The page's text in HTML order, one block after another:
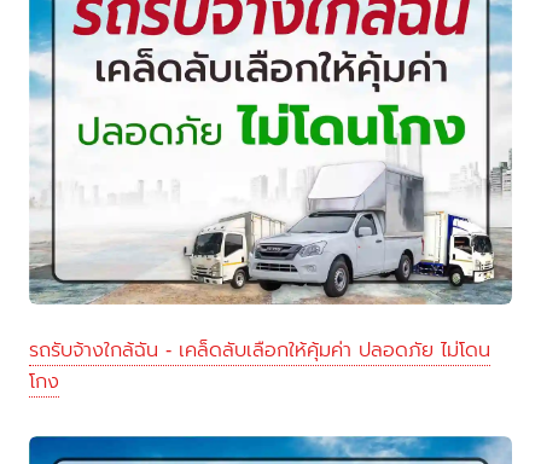
รถรับจ้างใกล้ฉัน - เคล็ดลับเลือกให้คุ้มค่า ปลอดภัย ไม่โดน
โกง